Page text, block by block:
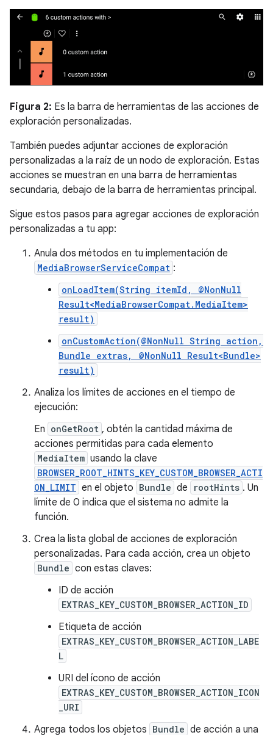
Figura 2: Es la barra de herramientas de las acciones de
exploración personalizadas.
También puedes adjuntar acciones de exploración
personalizadas a la raíz de un nodo de exploración. Estas
acciones se muestran en una barra de herramientas
secundaria, debajo de la barra de herramientas principal.
Sigue estos pasos para agregar acciones de exploración
personalizadas a tu app:
Anula dos métodos en tu implementación de
MediaBrowserServiceCompat :
onLoadItem(String itemId, @NonNull
Result<MediaBrowserCompat.MediaItem>
result)
onCustomAction(@NonNull String action,
Bundle extras, @NonNull Result<Bundle>
result)
Analiza los límites de acciones en el tiempo de
ejecución:
En onGetRoot , obtén la cantidad máxima de
acciones permitidas para cada elemento
MediaItem usando la clave
BROWSER_ROOT_HINTS_KEY_CUSTOM_BROWSER_ACTI
ON_LIMIT en el objeto Bundle de rootHints . Un
límite de 0 indica que el sistema no admite la
función.
Crea la lista global de acciones de exploración
personalizadas. Para cada acción, crea un objeto
Bundle con estas claves:
ID de acción
EXTRAS_KEY_CUSTOM_BROWSER_ACTION_ID
Etiqueta de acción
EXTRAS_KEY_CUSTOM_BROWSER_ACTION_LABE
L
URI del ícono de acción
EXTRAS_KEY_CUSTOM_BROWSER_ACTION_ICON
_URI
Agrega todos los objetos Bundle de acción a una